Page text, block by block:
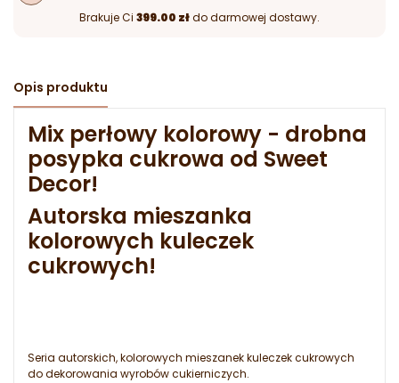
Brakuje Ci 399.00 złdo darmowej dostawy.
Opis produktu
Mix perłowy kolorowy - drobna
posypka cukrowa od Sweet
Decor!
Autorska mieszanka
kolorowych kuleczek
cukrowych!
Seria autorskich, kolorowych mieszanek kuleczek cukrowych
do dekorowania wyrobów cukierniczych.